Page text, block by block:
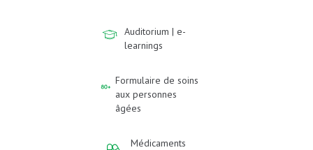
Auditorium | e-
learnings
Formulaire de soins
aux personnes
âgées
Médicaments